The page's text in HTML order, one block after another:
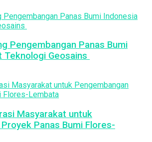
Pengembangan Panas Bumi
Teknologi Geosains
Masyarakat untuk
Panas Bumi Flores-